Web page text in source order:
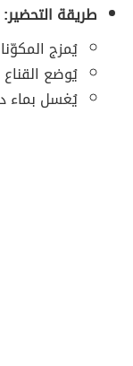
طريقة التحضير:
يُمزج
يُوضع القناع
يُغسل بماء